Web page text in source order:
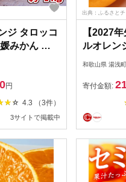
ジ タロッコ
みかん ワ
ーズ 人気み
タロッコ 愛
柑 蜜柑 み
くだもの
量限定 産
媛 宇和島
円
4.3 （3件）
3サイトで掲載中
出典：ふるさとチ
【2027
ルオレン
和歌山県
_U6235n
和歌山県 湯浅町
寄付金額: